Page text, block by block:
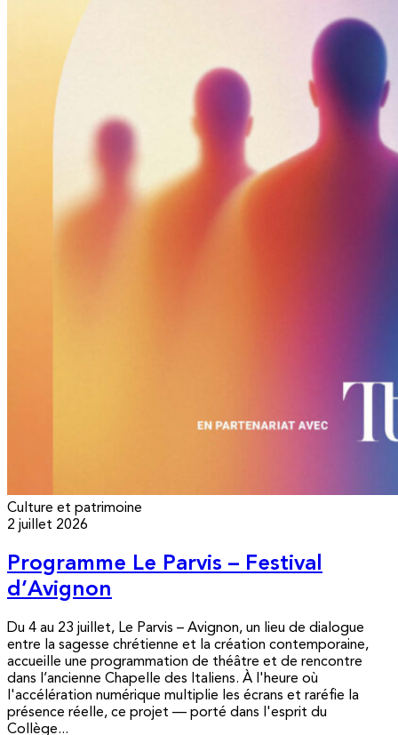
Culture et patrimoine
2 juillet 2026
Programme Le Parvis – Festival
d’Avignon
Du 4 au 23 juillet, Le Parvis – Avignon, un lieu de dialogue
entre la sagesse chrétienne et la création contemporaine,
accueille une programmation de théâtre et de rencontre
dans l’ancienne Chapelle des Italiens. À l'heure où
l'accélération numérique multiplie les écrans et raréfie la
présence réelle, ce projet — porté dans l'esprit du
Collège...